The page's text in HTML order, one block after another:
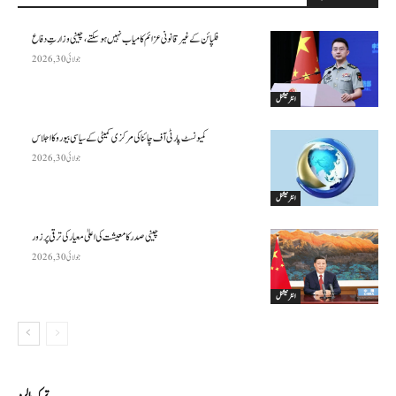
انٹرنیشنل
فلپائن کے غیر قانونی عزائم کامیاب نہیں ہو سکتے ، چینی وزارتِ دفاع
جولائی 30, 2026
انٹرنیشنل
کمیونسٹ پارٹی آف چائنا کی مرکزی کمیٹی کے سیاسی بیورو کا اجلاس
جولائی 30, 2026
انٹرنیشنل
چینی صدر کا معیشت کی اعلیٰ معیار کی ترقی پر زور
جولائی 30, 2026